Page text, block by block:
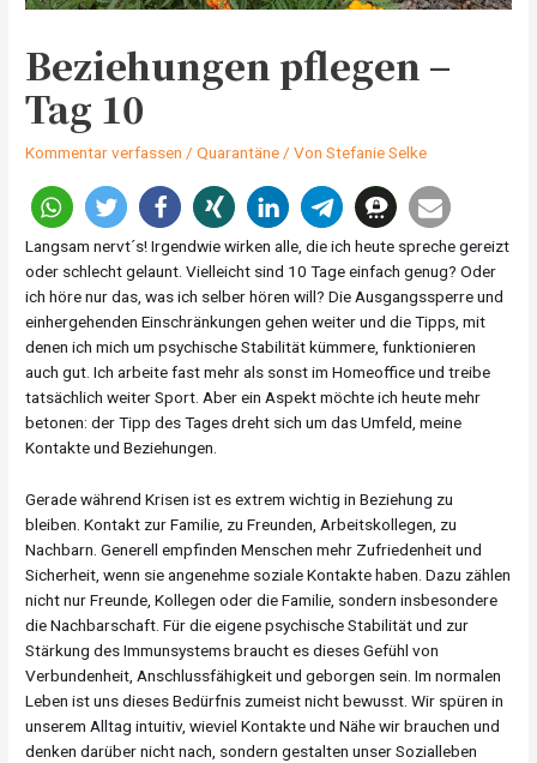
Beziehungen pflegen –
Tag 10
Kommentar verfassen /Quarantäne / VonStefanie Selke
Langsam nervt´s! Irgendwie wirken alle, die ich heute spreche gereizt
oder schlecht gelaunt. Vielleicht sind 10 Tage einfach genug? Oder
ich höre nur das, was ich selber hören will? Die Ausgangssperre und
einhergehenden Einschränkungen gehen weiter und die Tipps, mit
denen ich mich um psychische Stabilität kümmere, funktionieren
auch gut. Ich arbeite fast mehr als sonst im Homeoffice und treibe
tatsächlich weiter Sport. Aber ein Aspekt möchte ich heute mehr
betonen: der Tipp des Tages dreht sich um das Umfeld, meine
Kontakte und Beziehungen.
Gerade während Krisen ist es extrem wichtig in Beziehung zu
bleiben. Kontakt zur Familie, zu Freunden, Arbeitskollegen, zu
Nachbarn. Generell empfinden Menschen mehr Zufriedenheit und
Sicherheit, wenn sie angenehme soziale Kontakte haben. Dazu zählen
nicht nur Freunde, Kollegen oder die Familie, sondern insbesondere
die Nachbarschaft. Für die eigene psychische Stabilität und zur
Stärkung des Immunsystems braucht es dieses Gefühl von
Verbundenheit, Anschlussfähigkeit und geborgen sein. Im normalen
Leben ist uns dieses Bedürfnis zumeist nicht bewusst. Wir spüren in
unserem Alltag intuitiv, wieviel Kontakte und Nähe wir brauchen und
denken darüber nicht nach, sondern gestalten unser Sozialleben